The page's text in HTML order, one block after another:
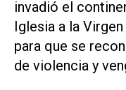
invadió el
Iglesia a la
para que se
de violencia y